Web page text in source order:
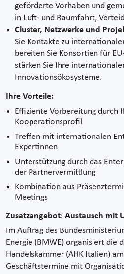
geförderte Vorhaben und
in Luft- und Raumfahrt,
Cluster, Netzwerke und
Sie Kontakte zu
bereiten Sie Konsortien für
stärken Sie Ihre
Innovationsökosysteme.
Ihre Vorteile:
Effiziente Vorbereitung durch
Kooperationsprofil
Treffen mit internationalen
Expertinnen
Unterstützung durch das
der Partnervermittlung
Kombination aus
Meetings
Zusatzangebot: Austausch mit
Im Auftrag des
Energie (BMWE) organisiert die
Handelskammer (AHK Italien)
Geschäftstermine mit